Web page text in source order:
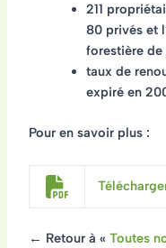
211
80 privés et
forestière
taux de
expiré en
Pour en savoir plus :
← Retour à « Toutes